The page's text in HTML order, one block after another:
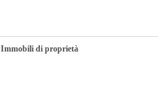
Immobili di proprietà